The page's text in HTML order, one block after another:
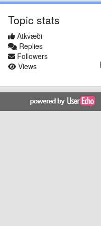
Topic stats
Atkvæði
Replies
Followers
Views